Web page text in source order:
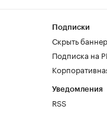
Подписки
Скрыть
Подписка на
Уведомления
RSS